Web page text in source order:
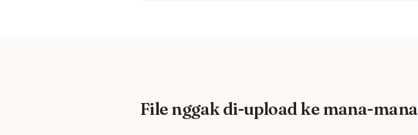
File nggak di-upload ke mana-mana